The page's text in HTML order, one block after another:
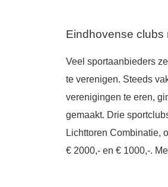
Eindhovense clubs
Veel sportaanbieders
te verenigen. Steeds
verenigingen te eren,
gemaakt. Drie
Lichttoren Combinatie,
€ 2000,- en € 1000,-.